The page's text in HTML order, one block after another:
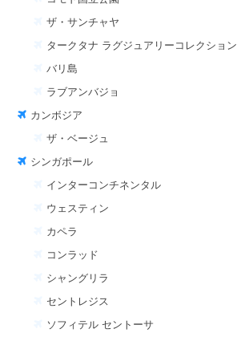
ザ・サンチャヤ
タークタナ ラグジュアリーコレクション
バリ島
ラブアンバジョ
カンボジア
ザ・ベージュ
シンガポール
インターコンチネンタル
ウェスティン
カペラ
コンラッド
シャングリラ
セントレジス
ソフィテル セントーサ